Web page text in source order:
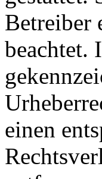
Betreiber
beachtet.
einen